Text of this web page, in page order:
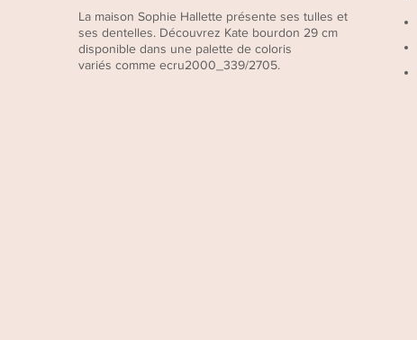
La maison Sophie Hallette présente ses tulles et
ses dentelles. Découvrez Kate bourdon 29 cm
disponible dans une palette de coloris
variés comme ecru2000_339/2705.